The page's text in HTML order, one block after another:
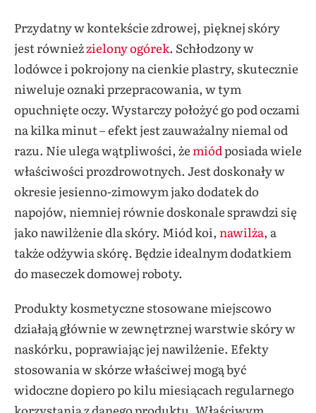
Przydatny w kontekście zdrowej, pięknej skóry
jest równieżzielony ogórek. Schłodzony w
lodówce i pokrojony na cienkie plastry, skutecznie
niweluje oznaki przepracowania, w tym
opuchnięte oczy. Wystarczy położyć go pod oczami
na kilka minut – efekt jest zauważalny niemal od
razu. Nie ulega wątpliwości, że miódposiada wiele
właściwości prozdrowotnych. Jest doskonały w
okresie jesienno-zimowym jako dodatek do
napojów, niemniej równie doskonale sprawdzi się
jako nawilżenie dla skóry. Miód koi, nawilża, a
także odżywia skórę. Będzie idealnym dodatkiem
do maseczek domowej roboty.
Produkty kosmetyczne stosowane miejscowo
działają głównie w zewnętrznej warstwie skóry w
naskórku, poprawiając jej nawilżenie. Efekty
stosowania w skórze właściwej mogą być
widoczne dopiero po kilu miesiącach regularnego